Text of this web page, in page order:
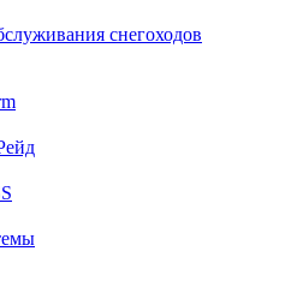
снегоходов